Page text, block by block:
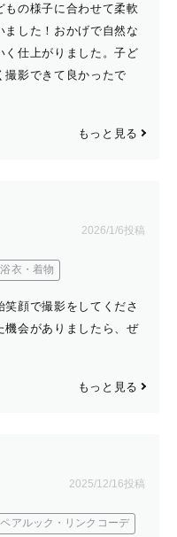
の様子に合わせて柔軟
ました！おかげで自然な
く仕上がりました。子ど
撮影できて良かったで
もっと見る
2026/1/6投稿
浴衣・着物
顔で撮影をしてくださ
機会がありましたら、ぜ
もっと見る
2025/12/16投稿
ペアルック・リンクコーデ